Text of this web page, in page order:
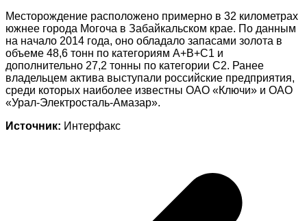
Месторождение расположено примерно в 32 километрах
южнее города Могоча в Забайкальском крае. По данным
на начало 2014 года, оно обладало запасами золота в
объеме 48,6 тонн по категориям A+B+C1 и
дополнительно 27,2 тонны по категории С2. Ранее
владельцем актива выступали российские предприятия,
среди которых наиболее известны ОАО «Ключи» и ОАО
«Урал-Электросталь-Амазар».
Источник: Интерфакс